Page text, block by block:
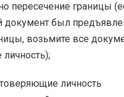
пересечение границы
документ был
возьмите все
личность